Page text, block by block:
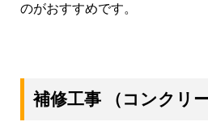
のがおすすめです。
補修工事（コンクリー